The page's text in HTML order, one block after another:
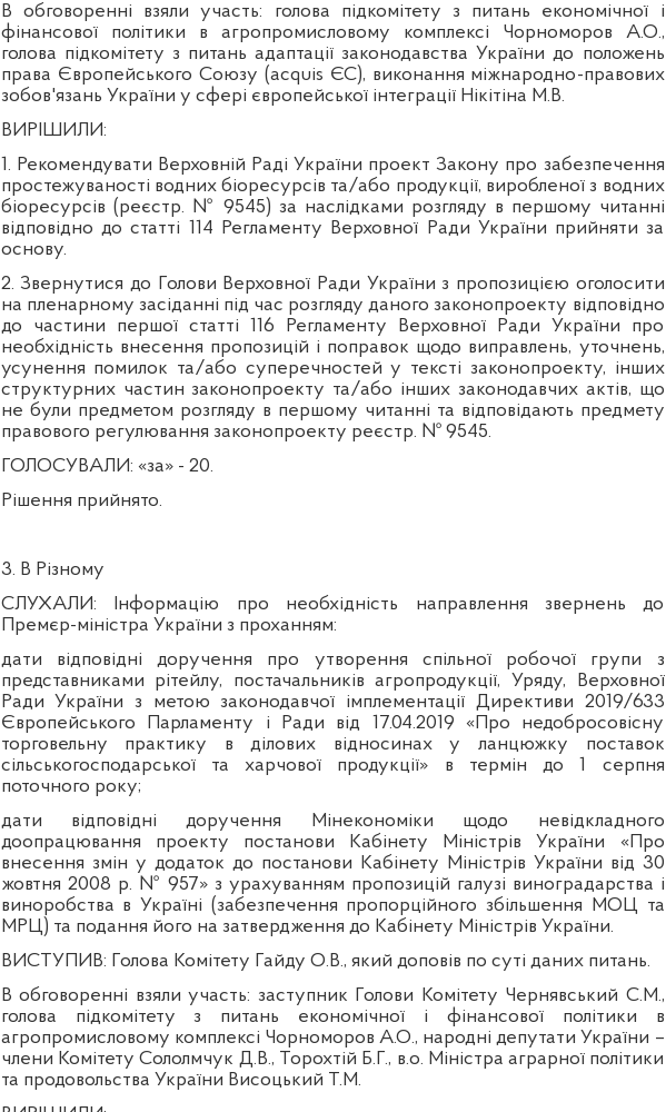
В обговоренні взяли участь: голова підкомітету з питань економічної і
фінансової політики в агропромисловому комплексі Чорноморов А.О.,
голова підкомітету з питань адаптації законодавства України до положень
права Європейського Союзу (acquis ЄС), виконання міжнародно-правових
зобов'язань України у сфері європейської інтеграції Нікітіна М.В.
ВИРІШИЛИ:
1. Рекомендувати Верховній Раді України проект Закону про забезпечення
простежуваності водних біоресурсів та/або продукції, виробленої з водних
біоресурсів (реєстр. № 9545) за наслідками розгляду в першому читанні
відповідно до статті 114 Регламенту Верховної Ради України прийняти за
основу.
2. Звернутися до Голови Верховної Ради України з пропозицією оголосити
на пленарному засіданні під час розгляду даного законопроекту відповідно
до частини першої статті 116 Регламенту Верховної Ради України про
необхідність внесення пропозицій і поправок щодо виправлень, уточнень,
усунення помилок та/або суперечностей у тексті законопроекту, інших
структурних частин законопроекту та/або інших законодавчих актів, що
не були предметом розгляду в першому читанні та відповідають предмету
правового регулювання законопроекту реєстр. № 9545.
ГОЛОСУВАЛИ: «за» - 20.
Рішення прийнято.
3. В Різному
СЛУХАЛИ: Інформацію про необхідність направлення звернень до
Премєр-міністра України з проханням:
дати відповідні доручення про утворення спільної робочої групи з
представниками рітейлу, постачальників агропродукції, Уряду, Верховної
Ради України з метою законодавчої імплементації Директиви 2019/633
Європейського Парламенту і Ради від 17.04.2019 «Про недобросовісну
торговельну практику в ділових відносинах у ланцюжку поставок
сільськогосподарської та харчової продукції» в термін до 1 серпня
поточного року;
дати відповідні доручення Мінекономіки щодо невідкладного
доопрацювання проекту постанови Кабінету Міністрів України «Про
внесення змін у додаток до постанови Кабінету Міністрів України від 30
жовтня 2008 р. № 957» з урахуванням пропозицій галузі виноградарства і
виноробства в Україні (забезпечення пропорційного збільшення МОЦ та
МРЦ) та подання його на затвердження до Кабінету Міністрів України.
ВИСТУПИВ: Голова Комітету Гайду О.В., який доповів по суті даних питань.
В обговоренні взяли участь: заступник Голови Комітету Чернявський С.М.,
голова підкомітету з питань економічної і фінансової політики в
агропромисловому комплексі Чорноморов А.О., народні депутати України –
члени Комітету Сололмчук Д.В., Торохтій Б.Г., в.о. Міністра аграрної політики
та продовольства України Висоцький Т.М.